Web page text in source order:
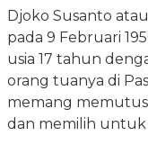
Djoko Susanto
pada 9 Februari
usia 17 tahun
orang tuanya di
memang
dan memilih untuk